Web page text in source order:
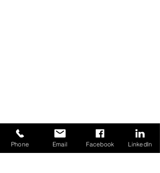
CONTATTAMI
Phone Email Facebook LinkedIn